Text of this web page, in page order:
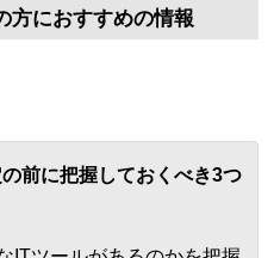
方におすすめの情報
前に把握しておくべき3つ